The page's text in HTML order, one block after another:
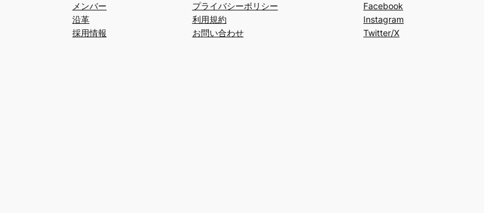
メンバー
沿革
採用情報
プライバシーポリシー
利用規約
お問い合わせ
Facebook
Instagram
Twitter/X